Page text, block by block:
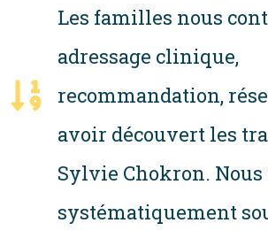
Les familles nous
adressage clinique,
recommandation,
avoir découvert les
Sylvie Chokron. Nous
systématiquement